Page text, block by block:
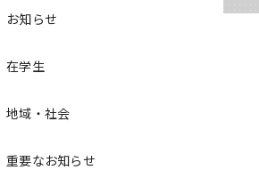
お知らせ
在学生
地域・社会
重要なお知らせ